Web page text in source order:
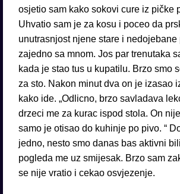
osjetio sam kako sokovi cure iz pičke
Uhvatio sam je za kosu i poceo da
unutrasnjost njene stare i
zajedno sa mnom. Jos par trenutaka
kada je stao tus u kupatilu. Brzo smo
za sto. Nakon minut dva on je izasao
kako ide. „Odlicno, brzo savladava
drzeci me za kurac ispod stola. On
samo je otisao do kuhinje po pivo. “
jedno, nesto smo danas bas aktivni
pogleda me uz smijesak. Brzo sam
se nije vratio i cekao osvjezenje.